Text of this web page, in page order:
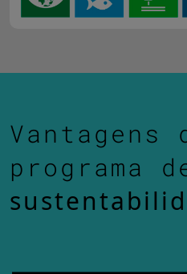
Vantagens
programa